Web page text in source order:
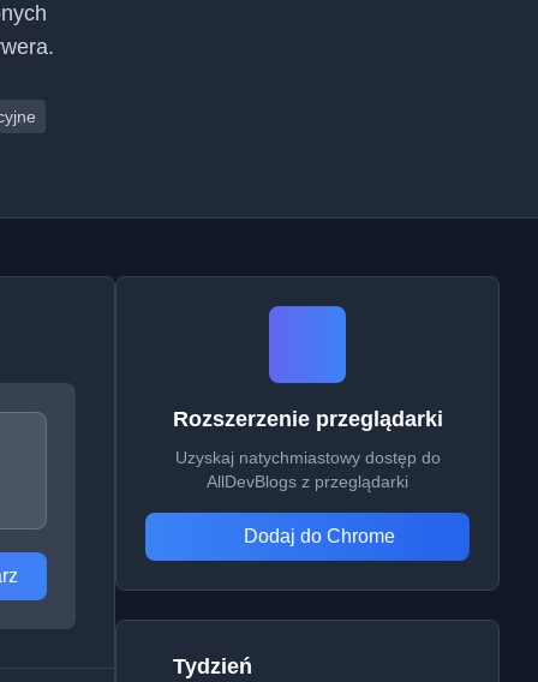
Rozszerzenie przeglądarki
Uzyskaj natychmiastowy dostęp do
AllDevBlogs z przeglądarki
Dodaj do Chrome
Tydzień